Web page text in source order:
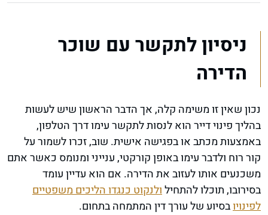
ניסיון לתקשר עם שוכר
הדירה
נכון שאין זו משימה קלה, אך הדבר הראשון שיש לעשות
בהליך פינוי דייר הוא לנסות לתקשר עימו דרך הטלפון,
באמצעות מכתב או בפגישה אישית. שוב, זכרו לשמור על
קור רוח ולדבר עימו באופן קורקטי, ענייני ומנומס כאשר אתם
משכנעים אותו לעזוב את הדירה. אם הוא עדיין עומד
בסירובו, תוכלו להתחילולנקוט כנגדו הליכים משפטיים
לפינויובסיוע של עורך דין המתמחה בתחום.